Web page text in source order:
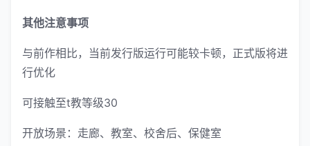
其他注意事项
与前作相比，当前发行版运行可能较卡顿，正式版将进
行优化
可接触至t教等级30
开放场景：走廊、教室、校舍后、保健室